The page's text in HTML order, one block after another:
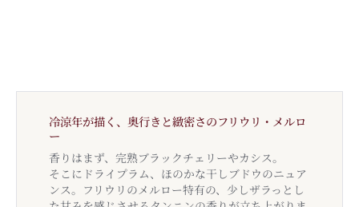
冷涼年が描く、奥行きと緻密さのフリウリ・メルロ
ー
香りはまず、完熟ブラックチェリーやカシス。
そこにドライプラム、ほのかな干しブドウのニュア
ンス。フリウリのメルロー特有の、少しザラっとし